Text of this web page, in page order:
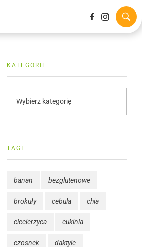
KATEGORIE
TAGI
banan bezglutenowe
brokuły cebula chia
ciecierzyca cukinia
czosnek daktyle